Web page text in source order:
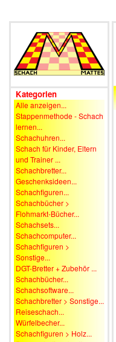
Kategorien
Alle anzeigen...
Stappenmethode - Schach
lernen...
Schachuhren...
Schach für Kinder, Eltern
und Trainer ...
Schachbretter...
Geschenksideen...
Schachfiguren...
Schachbücher >
Flohmarkt-Bücher...
Schachsets...
Schachcomputer...
Schachfiguren >
Sonstige...
DGT-Bretter + Zubehör ...
Schachbücher...
Schachsoftware...
Schachbretter > Sonstige...
Reiseschach...
Würfelbecher...
Schachfiguren > Holz...